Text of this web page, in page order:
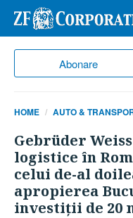
Abonare
HOME AUTO &
Gebrüder
logistice în
celui de-al
apropierea
investiţii de 20